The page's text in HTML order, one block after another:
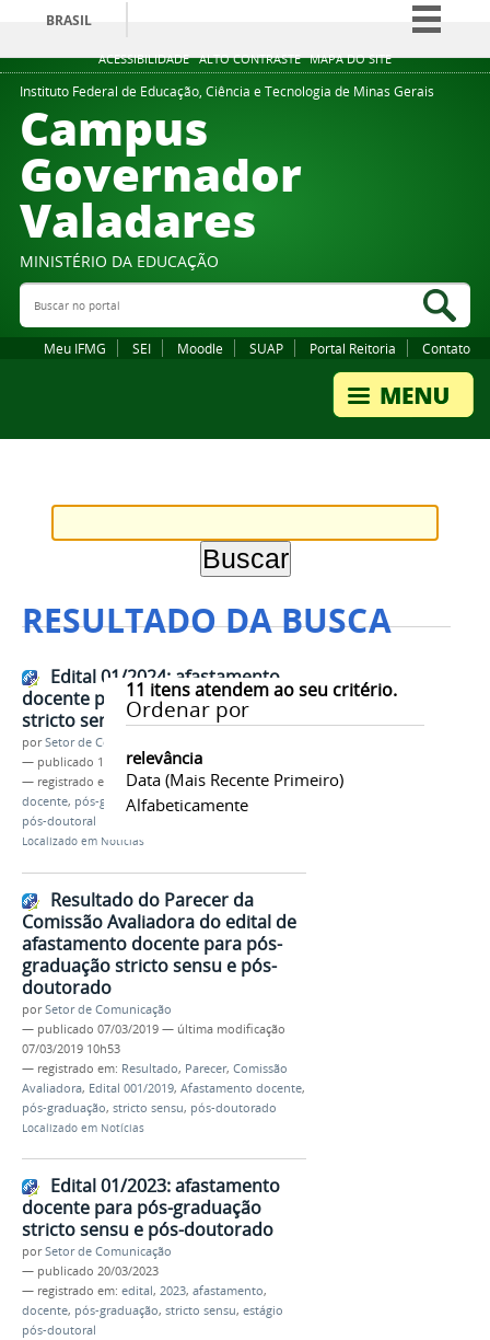
ACESSIBILIDADE ALTO CONTRASTE MAPA DO SITE
BRASIL
Simplifique!
Comunica BR
Instituto Federal de Educação, Ciência e Tecnologia de Minas Gerais
Campus
Governador
Valadares
MINISTÉRIO DA EDUCAÇÃO
Buscar no portal
Meu IFMG SEI Moodle SUAP Portal Reitoria Contato
RESULTADO DA BUSCA
11 itens atendem ao seu critério.
Ordenar por
relevância
Data (mais Recente Primeiro)
Alfabeticamente
Edital 01/2024: afastamento
docente para pós-graduação
stricto sensu e pós-doutorado
porSetor de Comunicação
— publicado 18/06/2024
— registrado em:
edital 2024 ,afastamento
docente, pós-graduação,stricto sensu,estágio
pós-doutoral
Localizado em Notícias
Resultado do Parecer da
Comissão Avaliadora do edital de
afastamento docente para pós-
graduação stricto sensu e pós-
doutorado
porSetor de Comunicação
— publicado 07/03/2019 — última modificação
07/03/2019 10h53
— registrado em: Resultado, Parecer, Comissão
Avaliadora, Edital 001/2019, Afastamento docente,
pós-graduação, stricto sensu, pós-doutorado
Localizado em Notícias
Edital 01/2023: afastamento
docente para pós-graduação
stricto sensu e pós-doutorado
porSetor de Comunicação
— publicado 20/03/2023
— registrado em: edital, 2023, afastamento,
docente, pós-graduação, stricto sensu, estágio
pós-doutoral